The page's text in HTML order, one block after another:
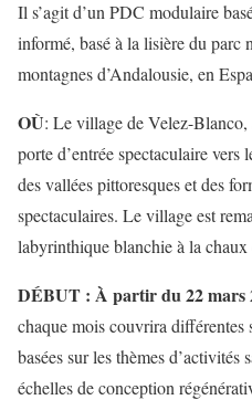
Il s’agit d’un PDC modulaire
informé, basé à la lisière du parc
montagnes d’Andalousie, en
OÙ: Le village de Velez-Blanco,
porte d’entrée spectaculaire vers
des vallées pittoresques et des
spectaculaires. Le village est
labyrinthique blanchie à la chaux
DÉBUT : À partir du 22 mars
chaque mois couvrira
basées sur les thèmes d’activités
échelles de conception